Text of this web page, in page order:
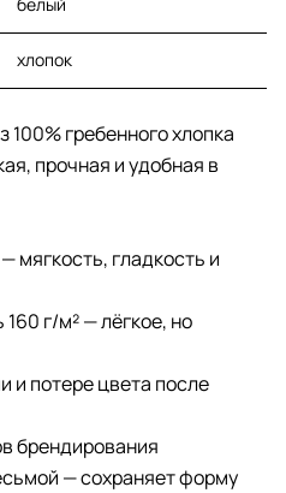
хлопок
100% гребенного хлопка
прочная и удобная в
мягкость, гладкость и
г/м² — лёгкое, но
и потере цвета после
брендирования
— сохраняет форму